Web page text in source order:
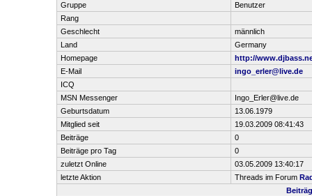
Gruppe
Benutzer
Rang
Geschlecht
männlich
Land
Germany
Homepage
http://
E-Mail
ingo_erler@live.de
ICQ
MSN Messenger
Ingo_Erler@live.de
Geburtsdatum
13.06.1979
Mitglied seit
19.03.2009 08:41:43
Beiträge
0
Beiträge pro Tag
0
zuletzt Online
03.05.2009 13:40:17
letzte Aktion
Threads im Forum